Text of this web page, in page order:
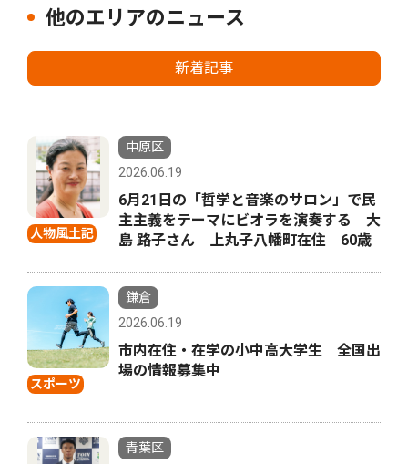
他のエリアのニュース
新着記事
人物風土記
中原区
2026.06.19
6月21日の「哲学と音楽のサロン」で民
主主義をテーマにビオラを演奏する 大
島 路子さん 上丸子八幡町在住 60歳
スポーツ
鎌倉
2026.06.19
市内在住・在学の小中高大学生 全国出
場の情報募集中
青葉区